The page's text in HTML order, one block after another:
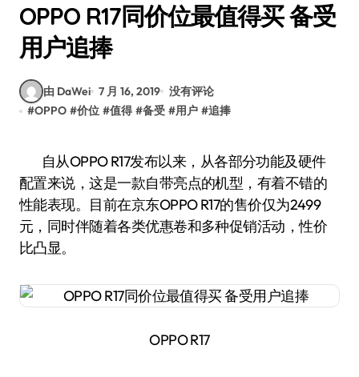
OPPO R17同价位最值得买 备受
用户追捧
由 DaWei 7 月 16, 2019 没有评论
#OPPO #价位 #值得 #备受 #用户 #追捧
自从OPPO R17发布以来，从各部分功能及硬件
配置来说，这是一款自带亮点的机型，有着不错的
性能表现。目前在京东OPPO R17的售价仅为2499
元，同时伴随着各类优惠卷和多种促销活动，性价
比凸显。
OPPO R17